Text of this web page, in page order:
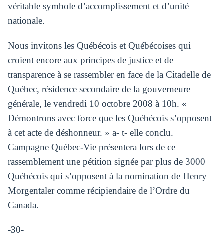
véritable symbole d’accomplissement et d’unité
nationale.
Nous invitons les Québécois et Québécoises qui
croient encore aux principes de justice et de
transparence à se rassembler en face de la Citadelle de
Québec, résidence secondaire de la gouverneure
générale, le vendredi 10 octobre 2008 à 10h. «
Démontrons avec force que les Québécois s’opposent
à cet acte de déshonneur. » a- t- elle conclu.
Campagne Québec-Vie présentera lors de ce
rassemblement une pétition signée par plus de 3000
Québécois qui s’opposent à la nomination de Henry
Morgentaler comme récipiendaire de l’Ordre du
Canada.
-30-